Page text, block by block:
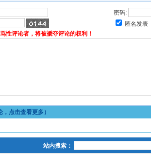
密码:
匿名发表
性评论者，将被褫夺评论的权利！
，点击查看更多）
站内搜索：